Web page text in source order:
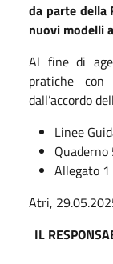
da parte della
nuovi modelli
Al fine di
pratiche
dall’accordo
Linee
Quaderno
Allegato
Atri,
IL